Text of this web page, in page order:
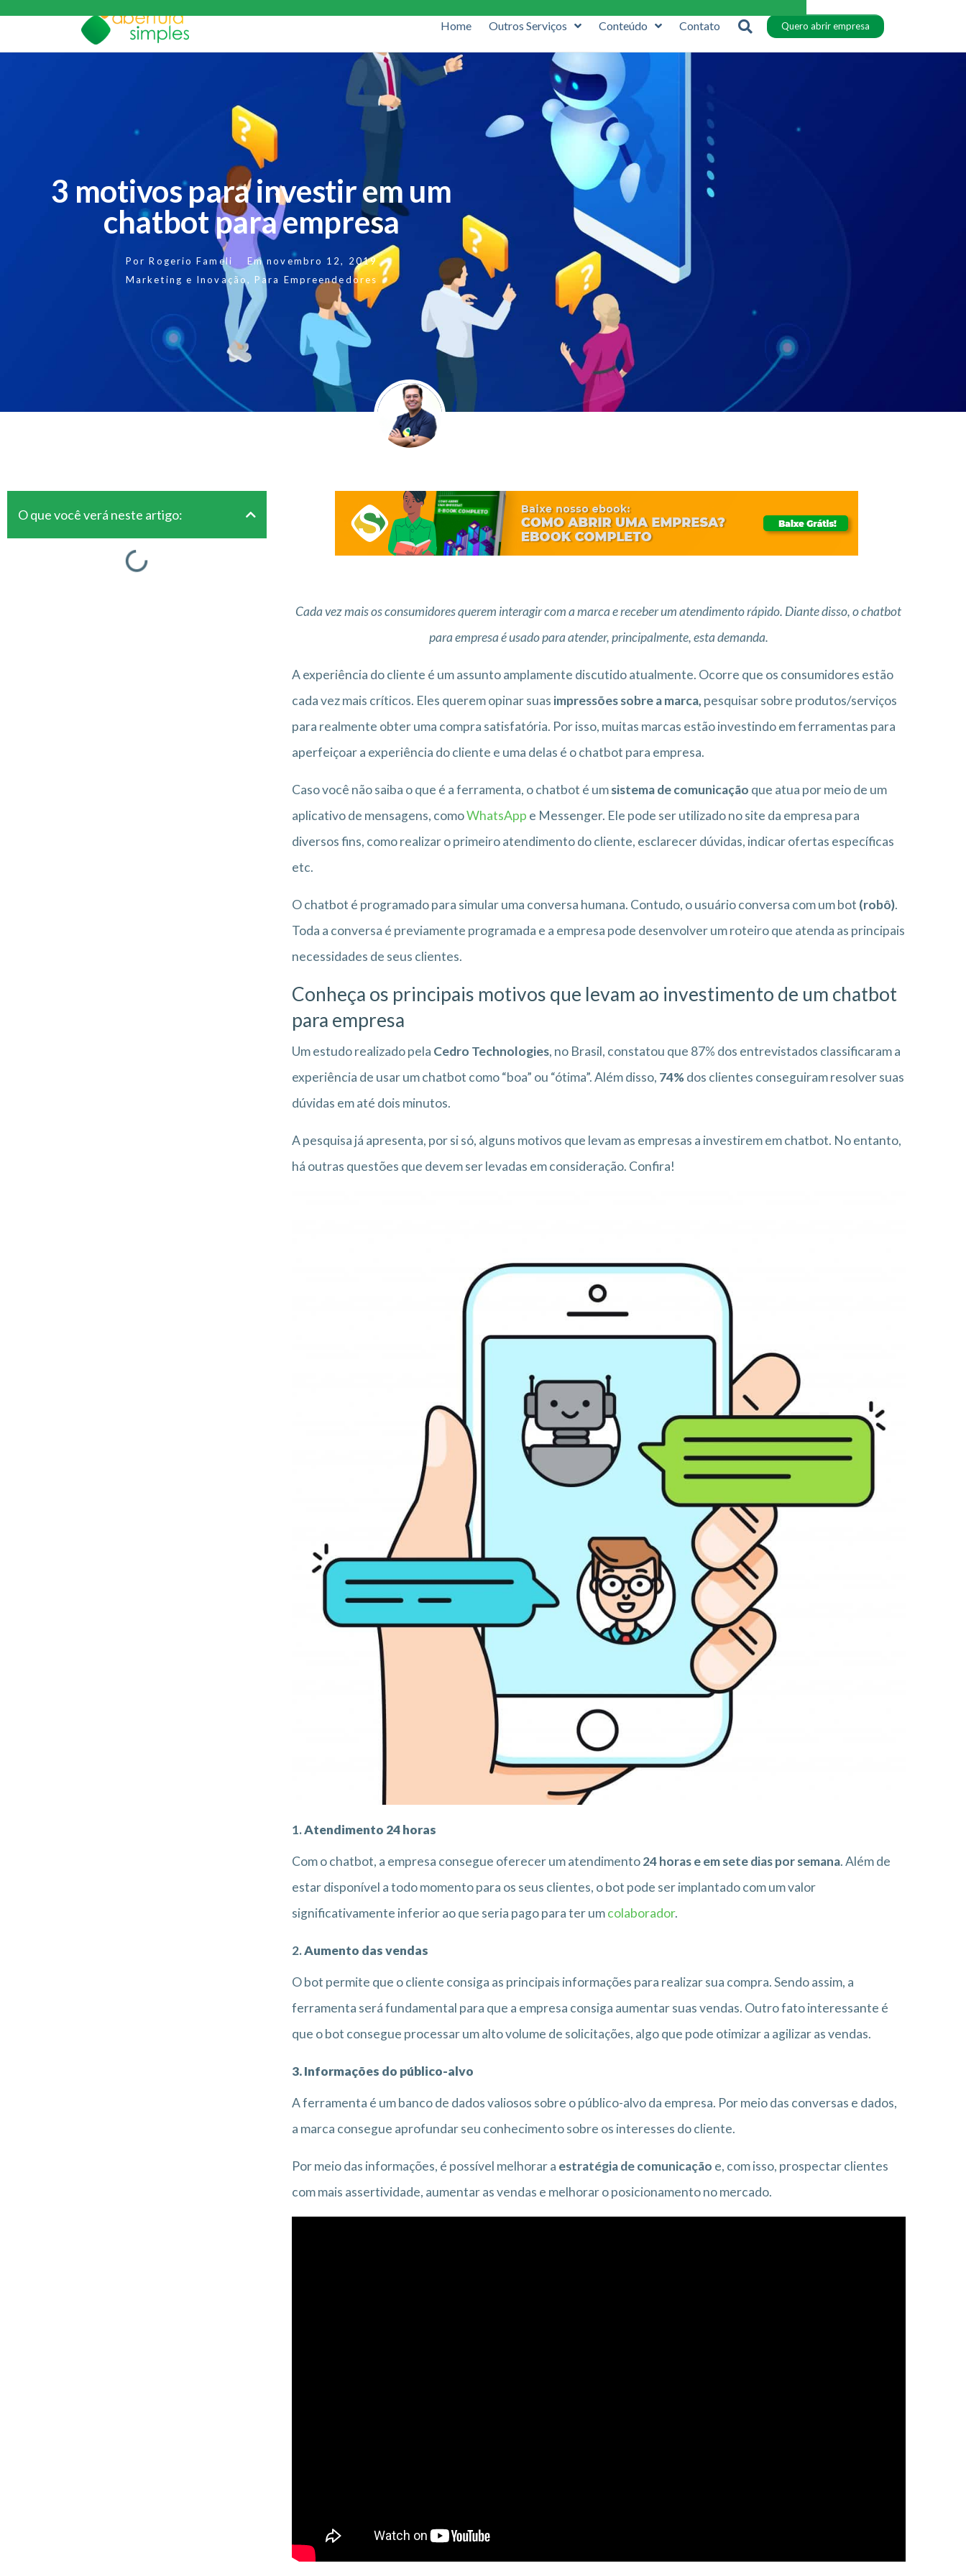
Home Outros Serviços Conteúdo Contato Quero abrir empresa
3 motivos para investir em um
chatbot para empresa
Por Rogerio Fameli Em novembro 12, 2019
Marketing e Inovação, Para Empreendedores
O que você verá neste artigo:
Cada vez mais os consumidores querem interagir com a marca e receber um atendimento rápido. Diante disso, o chatbot
para empresa é usado para atender, principalmente, esta demanda.
A experiência do cliente é um assunto amplamente discutido atualmente. Ocorre que os consumidores estão
cada vez mais críticos. Eles querem opinar suas impressões sobre a marca, pesquisar sobre produtos/serviços
para realmente obter uma compra satisfatória. Por isso, muitas marcas estão investindo em ferramentas para
aperfeiçoar a experiência do cliente e uma delas é o chatbot para empresa.
Caso você não saiba o que é a ferramenta, o chatbot é umsistema de comunicação que atua por meio de um
aplicativo de mensagens, comoWhatsApp e Messenger. Ele pode ser utilizado no site da empresa para
diversos fins, como realizar o primeiro atendimento do cliente, esclarecer dúvidas, indicar ofertas específicas
etc.
O chatbot é programado para simular uma conversa humana. Contudo, o usuário conversa com um bot (robô).
Toda a conversa é previamente programada e a empresa pode desenvolver um roteiro que atenda as principais
necessidades de seus clientes.
Conheça os principais motivos que levam ao investimento de um chatbot
para empresa
Um estudo realizado pela Cedro Technologies, no Brasil, constatou que 87% dos entrevistados classificaram a
experiência de usar um chatbot como “boa” ou “ótima”. Além disso, 74%dos clientes conseguiram resolver suas
dúvidas em até dois minutos.
A pesquisa já apresenta, por si só, alguns motivos que levam as empresas a investirem em chatbot. No entanto,
há outras questões que devem ser levadas em consideração. Confira!
1.Atendimento 24 horas
Com o chatbot, a empresa consegue oferecer um atendimento24 horas e em sete dias por semana. Além de
estar disponível a todo momento para os seus clientes, o bot pode ser implantado com um valor
significativamente inferior ao que seria pago para ter umcolaborador.
2.Aumento das vendas
O bot permite que o cliente consiga as principais informações para realizar sua compra. Sendo assim, a
ferramenta será fundamental para que a empresa consiga aumentar suas vendas. Outro fato interessante é
que o bot consegue processar um alto volume de solicitações, algo que pode otimizar a agilizar as vendas.
3. Informações do público-alvo
A ferramenta é um banco de dados valiosos sobre o público-alvo da empresa. Por meio das conversas e dados,
a marca consegue aprofundar seu conhecimento sobre os interesses do cliente.
Por meio das informações, é possível melhorar a estratégia de comunicação e, com isso, prospectar clientes
com mais assertividade, aumentar as vendas e melhorar o posicionamento no mercado.